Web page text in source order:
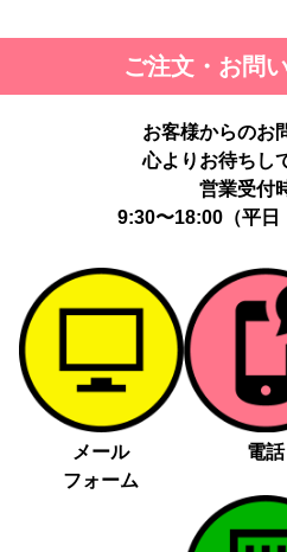
ご注文・お問
お客様からのお
心よりお待ちし
営業受付
9:30〜18:00（平日
メール
フォーム
電話